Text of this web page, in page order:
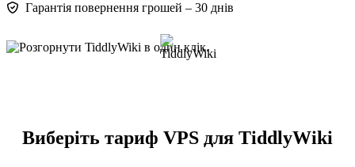
Гарантія повернення грошей – 30 днів
Виберіть тариф VPS для TiddlyWiki